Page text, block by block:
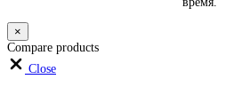
×
Compare products
Close